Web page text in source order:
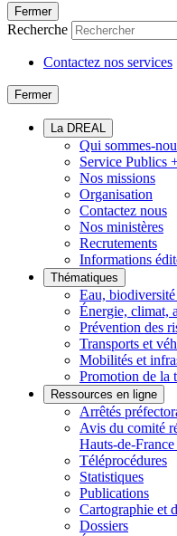
Fermer
Recherche
Contactez nos services
Fermer
La DREAL
Qui sommes-
Service Publics
Nos missions
Organisation
Contactez nous
Nos ministères
Recrutements
Informations
Thématiques
Eau, biodiversité
Énergie, climat,
Prévention des
Transports et
Mobilités et
Promotion de la
Ressources en ligne
Arrêtés
Avis du comité
Hauts-de-
Téléprocédures
Statistiques
Publications
Cartographie et
Dossiers